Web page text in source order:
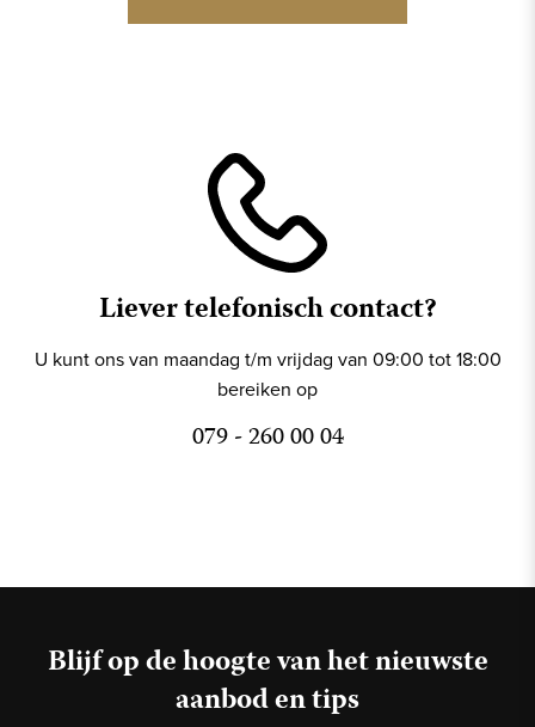
Liever telefonisch contact?
U kunt ons van maandag t/m vrijdag van 09:00 tot 18:00
bereiken op
079 - 260 00 04
Blijf op de hoogte van het nieuwste
aanbod en tips